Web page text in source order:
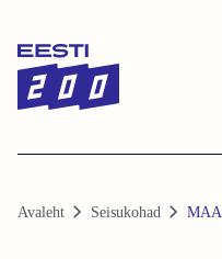
Content
navigation
Avaleht Seisukohad